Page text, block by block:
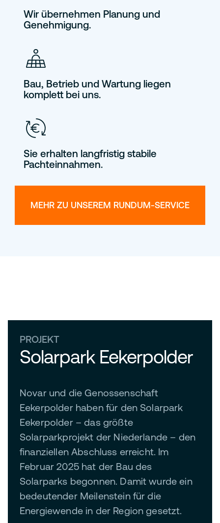
Wir übernehmen Planung und
Genehmigung.
Bau, Betrieb und Wartung liegen
komplett bei uns.
Sie erhalten langfristig stabile
Pachteinnahmen.
MEHR ZU UNSEREM RUNDUM-SERVICE
PROJEKT
Solarpark Eekerpolder
Novar und die Genossenschaft
Eekerpolder haben für den Solarpark
Eekerpolder – das größte
Solarparkprojekt der Niederlande – den
finanziellen Abschluss erreicht. Im
Februar 2025 hat der Bau des
Solarparks begonnen. Damit wurde ein
bedeutender Meilenstein für die
Energiewende in der Region gesetzt.